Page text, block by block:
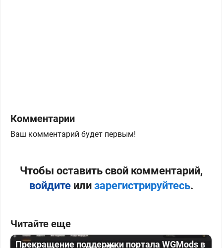
Комментарии
Ваш комментарий будет первым!
Чтобы оставить свой комментарий,
войдитеили зарегистрируйтесь.
Читайте еще
Прекращение поддержки портала WGMods в